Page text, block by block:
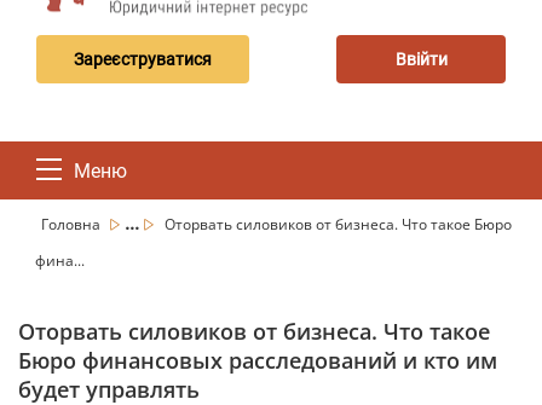
Зареєструватися Ввійти
Меню
Головна ...
Оторвать силовиков от бизнеса. Что такое Бюро
фина...
Оторвать силовиков от бизнеса. Что такое
Бюро финансовых расследований и кто им
будет управлять